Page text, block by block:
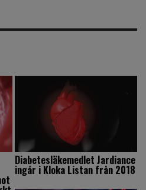
Diabetesläkemedlet Jardiance
ingår i Kloka Listan från 2018